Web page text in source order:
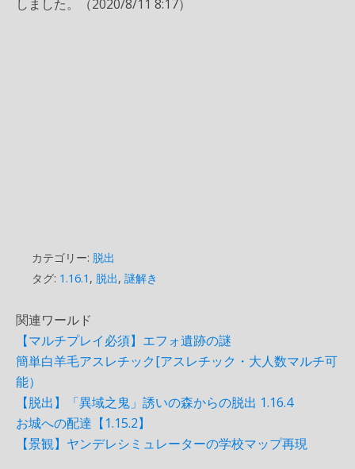
しました。（2020/8/11 8:17）
カテゴリー: 脱出
タグ: 1.16.1 , 脱出, 謎解き
関連ワールド
【マルチプレイ必須】エフォ遺跡の謎
簡単白羊毛アスレチック[アスレチック・大人数マルチ可
能）
【脱出】「異域之鬼」誘いの森からの脱出 1.16.4
お城への配達【1.15.2】
【景観】ヤンデレシミュレーターの学校マップ再現